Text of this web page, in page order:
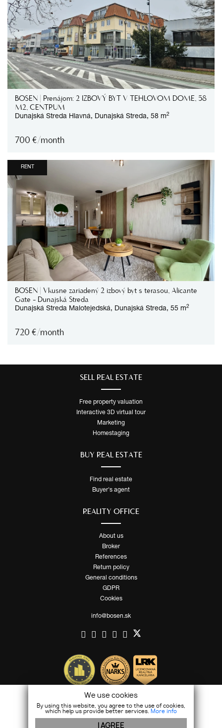
We use cookies
By using this website, you agree to the use of cookies,
which help us provide better services. More info
I AGREE
BOSEN | Prenájom: 2 IZBOVÝ BYT V TEHLOVOM DOME, 58
M2, CENTRUM
Dunajská Streda Hlavná, Dunajská Streda, 58 m2
700 €/month
RENT
BOSEN | Vkusne zariadený 2 izbový byt s terasou, Alicante
Gate - Dunajská Streda
Dunajská Streda Malotejedská, Dunajská Streda, 55 m2
720 €/month
SELL ​​REAL ESTATE
Free property valuation
Interactive 3D virtual tour
Marketing
Homestaging
BUY REAL ESTATE
Find real estate
Buyer's agent
REALITY OFFICE
About us
Broker
References
Return policy
General conditions
GDPR
Cookies
info@bosen.sk